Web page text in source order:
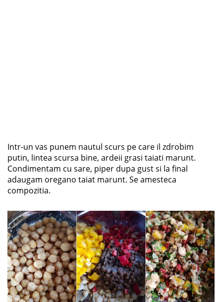
Intr-un vas punem nautul scurs pe care il zdrobim
putin, lintea scursa bine, ardeii grasi taiati marunt.
Condimentam cu sare, piper dupa gust si la final
adaugam oregano taiat marunt. Se amesteca
compozitia.